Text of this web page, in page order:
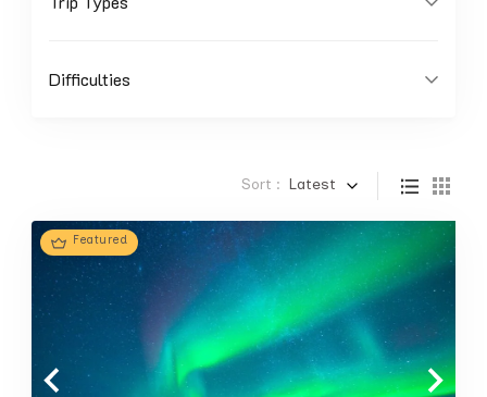
Difficulties
Sort : Latest
Featured